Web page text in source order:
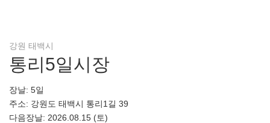
강원 태백시
통리5일시장
장날: 5일
주소: 강원도 태백시 통리1길 39
다음장날: 2026.08.15 (토)